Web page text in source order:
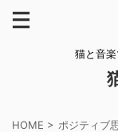
猫と音
HOME > ポジティブ